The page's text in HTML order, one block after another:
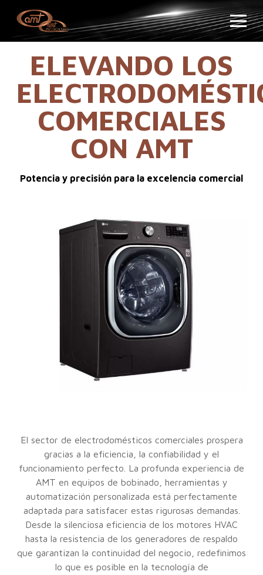
ELEVANDO LOS
COMERCIALES
CON AMT
Potencia y precisión para la excelencia comercial
El sector de electrodomésticos comerciales prospera
gracias a la eficiencia, la confiabilidad y el
funcionamiento perfecto. La profunda experiencia de
AMT en equipos de bobinado, herramientas y
automatización personalizada está perfectamente
adaptada para satisfacer estas rigurosas demandas.
Desde la silenciosa eficiencia de los motores HVAC
hasta la resistencia de los generadores de respaldo
que garantizan la continuidad del negocio, redefinimos
lo que es posible en la tecnología de